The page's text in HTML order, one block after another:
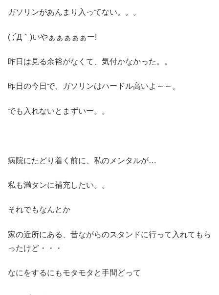
ガソリンがあんまり入ってない。。。
( ;´Д｀)いやぁぁぁぁぁー!
昨日は見る余裕がなくて、気付かなかった。。
昨日の今日で、ガソリンはハードル高いよ～～。
でも入れないとまずいー。。
病院にたどり着く前に、私のメンタルが…
私も満タンに補充したい。。
それでもなんとか
家の近所にある、昔ながらのスタンドに行って入れてもら
ったけど・・・
なにをするにもモタモタと手間どって